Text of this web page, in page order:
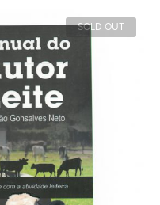
SOLD OUT